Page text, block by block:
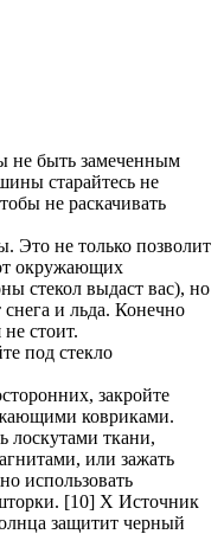
не быть замеченным
старайтесь не
не раскачивать
Это не только позволит
окружающих
стекол выдаст вас), но
и льда. Конечно
стоит.
под стекло
закройте
ковриками.
лоскутами ткани,
или зажать
использовать
[10] X Источник
защитит черный